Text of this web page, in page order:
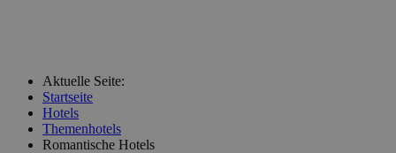
Aktuelle Seite:
Startseite
Hotels
Themenhotels
Romantische Hotels